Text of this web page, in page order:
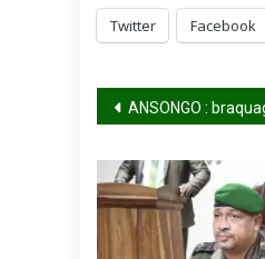
Twitter Facebook
Navigation
de
l’article
ANSONGO : braquage contre des forains de retour